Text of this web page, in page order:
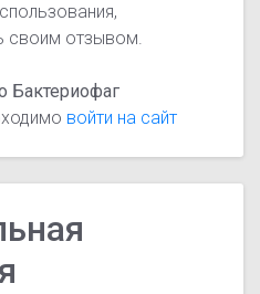
своим отзывом.
Бактериофаг
войти на сайт